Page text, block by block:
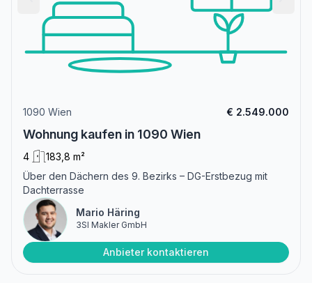
1090 Wien € 2.549.000
Wohnung kaufen in 1090 Wien
4
183,8 m²
Über den Dächern des 9. Bezirks – DG-Erstbezug mit
Dachterrasse
Mario Häring
3SI Makler GmbH
Anbieter kontaktieren